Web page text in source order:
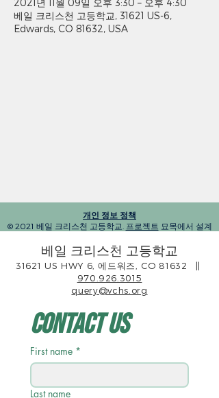
2021년 11월 09일 오후 3:30 – 오후 4:30
베일 크리스천 고등학교, 31621 US-6,
Edwards, CO 81632, USA
개인 정보 정책
© 2021 베일 크리스천 고등학교. 프로젝트 묘목에서 설계
베일 크리스천 고등학교
31621 US HWY 6, 에드워즈, CO 81632
||
970.926.3015
query@vchs.org
Contact Us
First name *
Last name